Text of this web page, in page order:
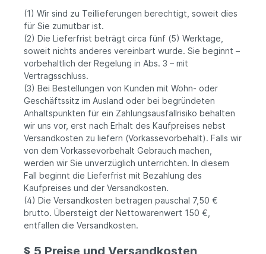
(1) Wir sind zu Teillieferungen berechtigt, soweit dies
für Sie zumutbar ist.
(2) Die Lieferfrist beträgt circa fünf (5) Werktage,
soweit nichts anderes vereinbart wurde. Sie beginnt –
vorbehaltlich der Regelung in Abs. 3 – mit
Vertragsschluss.
(3) Bei Bestellungen von Kunden mit Wohn- oder
Geschäftssitz im Ausland oder bei begründeten
Anhaltspunkten für ein Zahlungsausfallrisiko behalten
wir uns vor, erst nach Erhalt des Kaufpreises nebst
Versandkosten zu liefern (Vorkassevorbehalt). Falls wir
von dem Vorkassevorbehalt Gebrauch machen,
werden wir Sie unverzüglich unterrichten. In diesem
Fall beginnt die Lieferfrist mit Bezahlung des
Kaufpreises und der Versandkosten.
(4) Die Versandkosten betragen pauschal 7,50 €
brutto. Übersteigt der Nettowarenwert 150 €,
entfallen die Versandkosten.
§ 5 Preise und Versandkosten